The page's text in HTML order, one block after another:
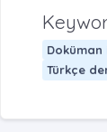
Doküman
Türkçe